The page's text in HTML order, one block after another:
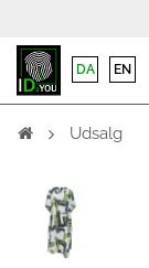
DA EN
Udsalg